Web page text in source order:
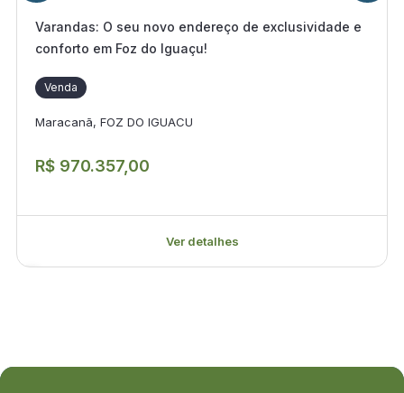
Varandas: O seu novo endereço de exclusividade e
conforto em Foz do Iguaçu!
Venda
Maracanã, FOZ DO IGUACU
R$ 970.357,00
Ver detalhes